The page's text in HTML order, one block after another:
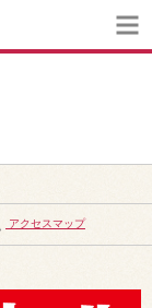
アクセスマップ